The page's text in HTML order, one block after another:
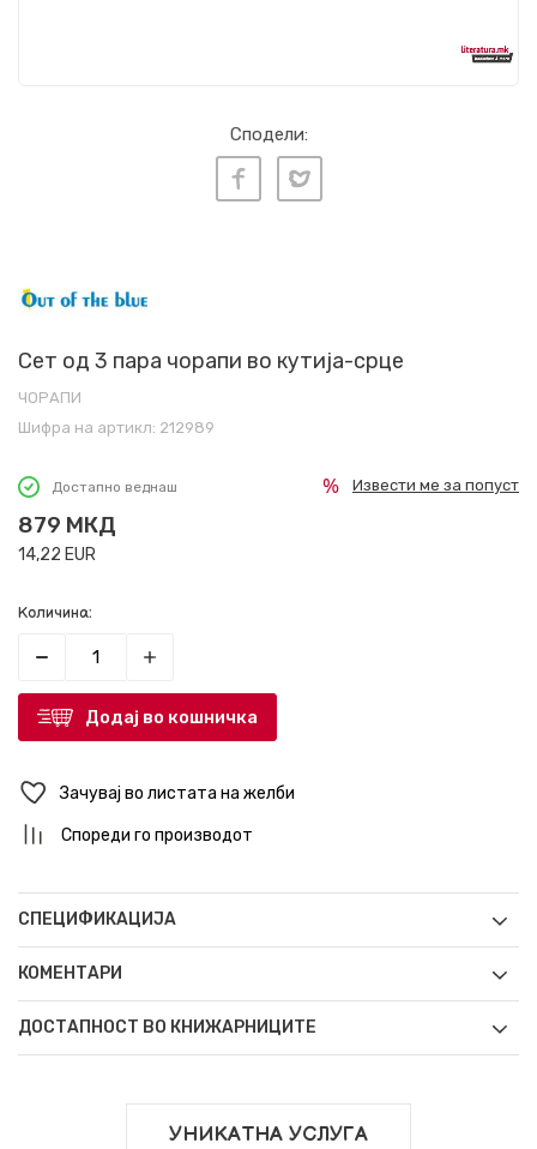
Сподели:
Сет од 3 пара чорапи во кутија-срце
ЧОРАПИ
Шифра на артикл: 212989
Достапно веднаш
879 МКД
14,22 EUR
Извести ме за попуст
Количина:
Додај во кошничка
Зачувај во листата на желби
Спореди го производот
СПЕЦИФИКАЦИЈА
КОМЕНТАРИ
ДОСТАПНОСТ ВО КНИЖАРНИЦИТЕ
УНИКАТНА УСЛУГА